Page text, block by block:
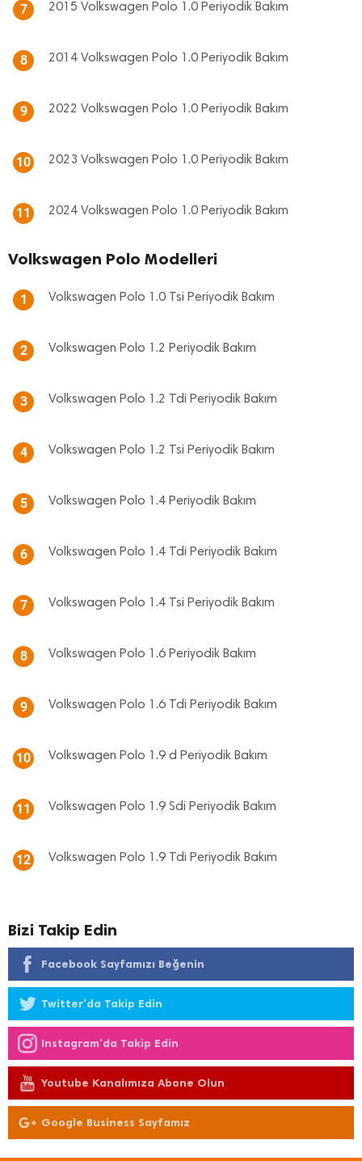
7 2015 Volkswagen Polo 1.0 Periyodik Bakım
8 2014 Volkswagen Polo 1.0 Periyodik Bakım
9 2022 Volkswagen Polo 1.0 Periyodik Bakım
10 2023 Volkswagen Polo 1.0 Periyodik Bakım
11 2024 Volkswagen Polo 1.0 Periyodik Bakım
Volkswagen Polo Modelleri
1 Volkswagen Polo 1.0 Tsi Periyodik Bakım
2 Volkswagen Polo 1.2 Periyodik Bakım
3 Volkswagen Polo 1.2 Tdi Periyodik Bakım
4 Volkswagen Polo 1.2 Tsi Periyodik Bakım
5 Volkswagen Polo 1.4 Periyodik Bakım
6 Volkswagen Polo 1.4 Tdi Periyodik Bakım
7 Volkswagen Polo 1.4 Tsi Periyodik Bakım
8 Volkswagen Polo 1.6 Periyodik Bakım
9 Volkswagen Polo 1.6 Tdi Periyodik Bakım
10 Volkswagen Polo 1.9 d Periyodik Bakım
11 Volkswagen Polo 1.9 Sdi Periyodik Bakım
12 Volkswagen Polo 1.9 Tdi Periyodik Bakım
Bizi Takip Edin
Facebook Sayfamızı Beğenin
Twitter'da Takip Edin
Instagram'da Takip Edin
Youtube Kanalımıza Abone Olun
Google Business Sayfamız